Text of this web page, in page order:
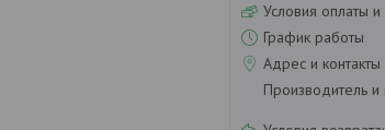
Условия оплаты и
График работы
Адрес и контакты
Производитель и